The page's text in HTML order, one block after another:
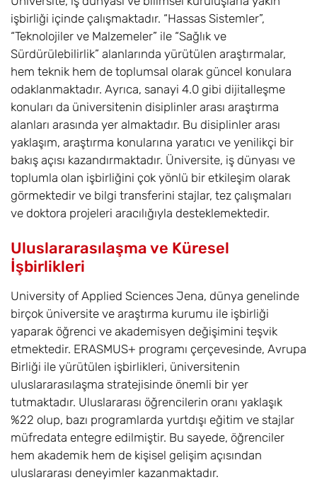
işbirliği içinde çalışmaktadır. “Hassas Sistemler”,
“Teknolojiler ve Malzemeler” ile “Sağlık ve
Sürdürülebilirlik” alanlarında yürütülen araştırmalar,
hem teknik hem de toplumsal olarak güncel konulara
odaklanmaktadır. Ayrıca, sanayi 4.0 gibi dijitalleşme
konuları da üniversitenin disiplinler arası araştırma
alanları arasında yer almaktadır. Bu disiplinler arası
yaklaşım, araştırma konularına yaratıcı ve yenilikçi bir
bakış açısı kazandırmaktadır. Üniversite, iş dünyası ve
toplumla olan işbirliğini çok yönlü bir etkileşim olarak
görmektedir ve bilgi transferini stajlar, tez çalışmaları
ve doktora projeleri aracılığıyla desteklemektedir.
Uluslararasılaşma ve Küresel
İşbirlikleri
University of Applied Sciences Jena, dünya genelinde
birçok üniversite ve araştırma kurumu ile işbirliği
yaparak öğrenci ve akademisyen değişimini teşvik
etmektedir. ERASMUS+ programı çerçevesinde, Avrupa
Birliği ile yürütülen işbirlikleri, üniversitenin
uluslararasılaşma stratejisinde önemli bir yer
tutmaktadır. Uluslararası öğrencilerin oranı yaklaşık
%22 olup, bazı programlarda yurtdışı eğitim ve stajlar
müfredata entegre edilmiştir. Bu sayede, öğrenciler
hem akademik hem de kişisel gelişim açısından
uluslararası deneyimler kazanmaktadır.